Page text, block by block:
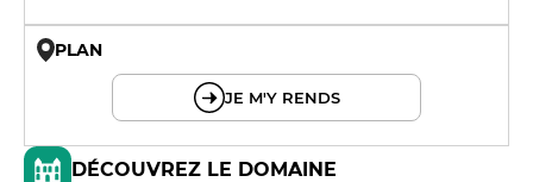
PLAN
JE M'Y RENDS
DÉCOUVREZ LE DOMAINE